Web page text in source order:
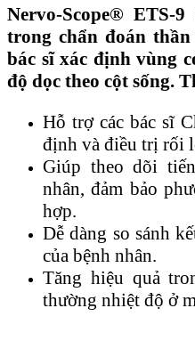
Nervo-Scope® ETS-
trong chẩn đoán
bác sĩ xác định vùng
độ dọc theo cột sống.
Hỗ trợ các bác sĩ
định và điều trị rối
Giúp theo dõi
nhân, đảm bảo
hợp.
Dễ dàng so sánh
của bệnh nhân.
Tăng hiệu quả
thường nhiệt độ ở